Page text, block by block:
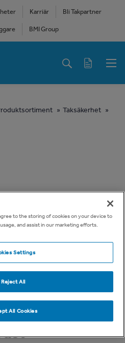
Karriär Bli Takpartner
BMI Group
Taksäkerhet
to the storing of cookies on your device to
and assist in our marketing efforts.
Settings
Reject All
All Cookies